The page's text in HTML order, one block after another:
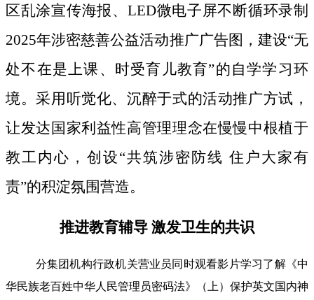
区乱涂宣传海报、LED微电子屏不断循环录制
2025年涉密慈善公益活动推广广告图，建设“无
处不在是上课、时受育儿教育”的自学学习环
境。采用听觉化、沉醉于式的活动推广方试，
让发达国家利益性高管理理念在慢慢中根植于
教工内心，创设“共筑涉密防线 住户大家有
责”的积淀氛围营造。
推进教育辅导 激发卫生的共识
分集团机构行政机关营业员同时观看影片学习了解《中
华民族老百姓中华人民管理员密码法》（上）保护英文国内神